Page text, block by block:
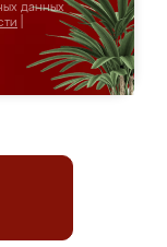
данных